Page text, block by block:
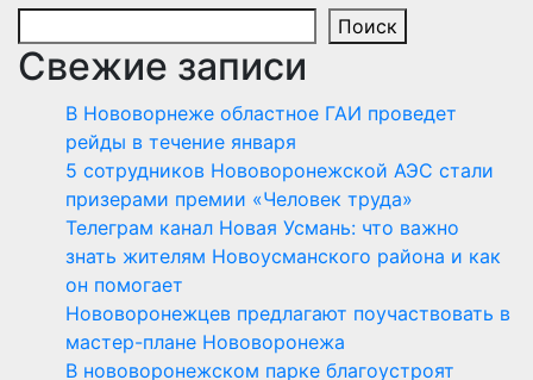
Поиск
Свежие записи
В Нововорнеже областное ГАИ проведет
рейды в течение января
5 сотрудников Нововоронежской АЭС стали
призерами премии «Человек труда»
Телеграм канал Новая Усмань: что важно
знать жителям Новоусманского района и как
он помогает
Нововоронежцев предлагают поучаствовать в
мастер-плане Нововоронежа
В нововоронежском парке благоустроят